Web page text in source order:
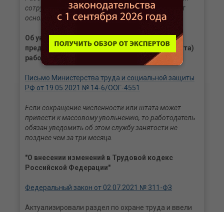
сотрудником организации только в свободное от
основной работы время.
Об уведомлении службы занятости о
предстоящем сокращении численности (штата)
работников ИП
Письмо Министерства труда и социальной защиты
РФ от 19.05.2021 № 14-6/ООГ-4551
Если сокращение численности или штата может
привести к массовому увольнению, то работодатель
обязан уведомить об этом службу занятости не
позднее чем за три месяца.
"О внесении изменений в Трудовой кодекс
Российской Федерации"
Федеральный закон от 02.07.2021 № 311-ФЗ
Актуализировали раздел по охране труда и ввели